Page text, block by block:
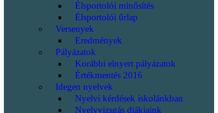
Élsportolói minősítés
Élsportolói űrlap
Versenyek
Eredmények
Pályázatok
Korábbi elnyert pályázatok
Értékmentés 2016
Idegen nyelvek
Nyelvi kérdések iskolánkban
Nyelvvizsgás diákjaink